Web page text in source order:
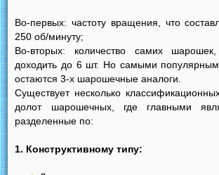
Во-первых: частоту вращения, что
250 об/минуту;
Во-вторых: количество самих
доходить до 6 шт. Но самыми
остаются 3-х шарошечные аналоги.
Существует несколько
долот шарошечных, где главными
разделенные по:
1. Конструктивному типу: